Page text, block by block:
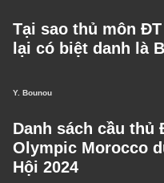
Tại sao thủ môn
lại có biệt danh là
Y. Bounou
Danh sách cầu thủ
Olympic Morocco
Hội 2024